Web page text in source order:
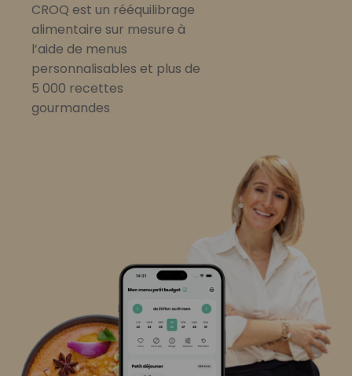
CROQ est un rééquilibrage
alimentaire sur mesure à
l’aide de menus
personnalisables et plus de
5 000 recettes
gourmandes